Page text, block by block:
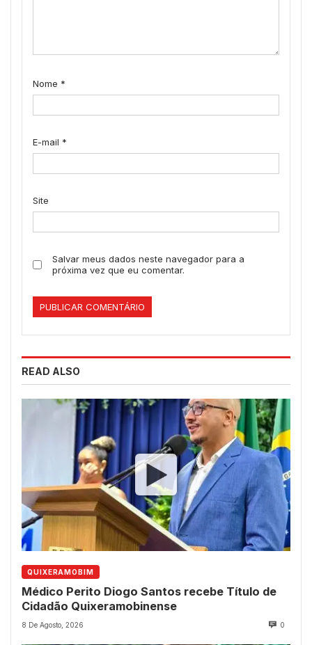
Nome *
E-mail *
Site
Salvar meus dados neste navegador para a
próxima vez que eu comentar.
READ ALSO
QUIXERAMOBIM
Médico Perito Diogo Santos recebe Título de
Cidadão Quixeramobinense
8 De Agosto, 2026 0